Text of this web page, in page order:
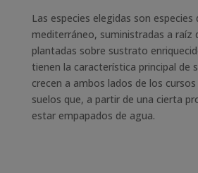
Las especies elegidas son especies
mediterráneo, suministradas a raíz
plantadas sobre sustrato
tienen la característica principal de
crecen a ambos lados de los
suelos que, a partir de una cierta
estar empapados de agua.